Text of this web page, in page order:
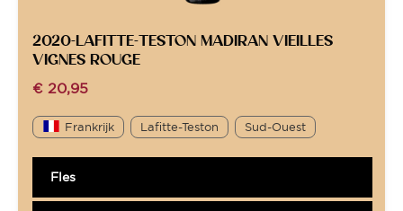
2020-LAFITTE-TESTON MADIRAN VIEILLES
VIGNES ROUGE
€ 20,95
Frankrijk Lafitte-Teston Sud-Ouest
Fles